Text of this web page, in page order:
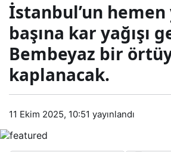
kaplanacak.
İstanbul’un hemen
başına kar yağışı
Bembeyaz bir
kaplanacak.
11 Ekim 2025, 10:51 yayınlandı
İsta
nbul
’un
Boyutunu
Ayarla
Küçük 100% Dev